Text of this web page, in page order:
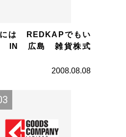
は REDKAPでもい
IN 広島 雑貨株式
2008.08.08